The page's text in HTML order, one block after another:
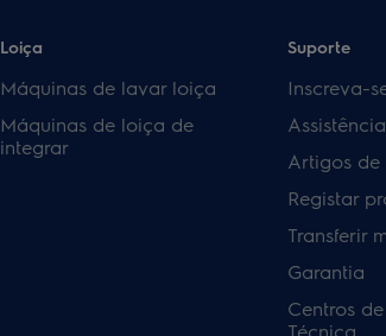
Loiça
Máquinas de lavar loiça
Máquinas de loiça de
integrar
Suporte
Inscreva-
Artigos de
Registar
Transferir
Garantia
Centros
Técnica